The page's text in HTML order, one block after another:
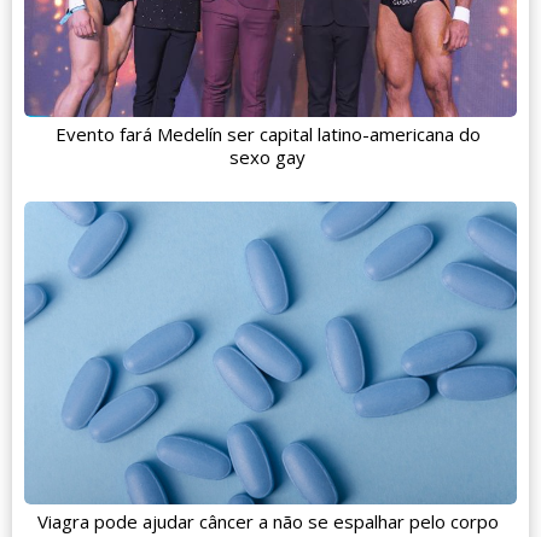
Evento fará Medelín ser capital latino-americana do
sexo gay
Viagra pode ajudar câncer a não se espalhar pelo corpo